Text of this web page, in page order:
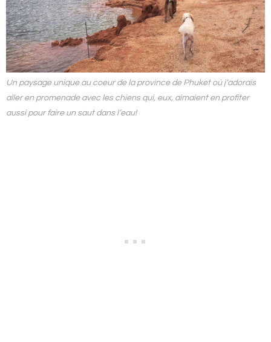
Un paysage unique au coeur de la province de Phuket où j’adorais
aller en promenade avec les chiens qui, eux, aimaient en profiter
aussi pour faire un saut dans l’eau!